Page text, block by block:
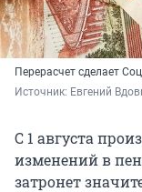
Перерасчет сделает
Источник: Евгений
С 1 августа
изменений в
затронет